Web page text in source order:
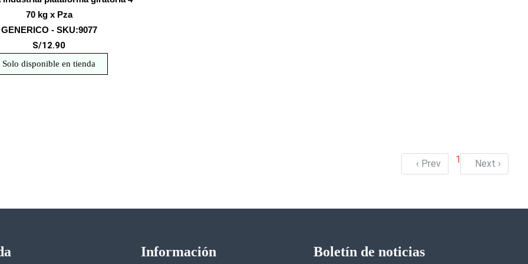
70 kg x Pza
GENERICO - SKU:9077
S/12.90
Solo disponible en tienda
‹ Prev 1 Next ›
Información Boletín de noticias